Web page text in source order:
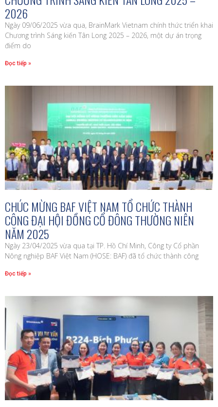
2026
Ngày 09/06/2025 vừa qua, BrainMark Vietnam chính thức triển khai
Chương trình Sáng kiến Tân Long 2025 – 2026, một dự án trọng
điểm do
Đọc tiếp »
CHÚC MỪNG BAF VIỆT NAM TỔ CHỨC THÀNH
CÔNG ĐẠI HỘI ĐỒNG CỔ ĐÔNG THƯỜNG NIÊN
NĂM 2025
Ngày 23/04/2025 vừa qua tại TP. Hồ Chí Minh, Công ty Cổ phần
Nông nghiệp BAF Việt Nam (HOSE: BAF) đã tổ chức thành công
Đọc tiếp »